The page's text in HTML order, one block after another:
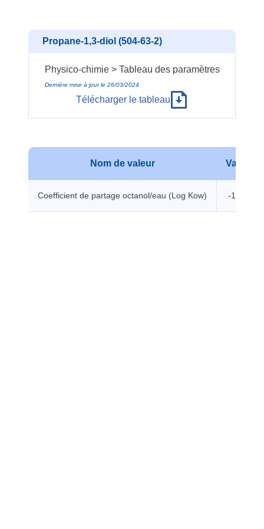
Propane-1,3-diol (504-63-2)
Physico-chimie > Tableau des paramètres
Dernière mise à jour le 26/03/2024
Télécharger le tableau
Nom de valeur Valeur
Coefficient de partage octanol/eau (Log Kow) -1.04 -